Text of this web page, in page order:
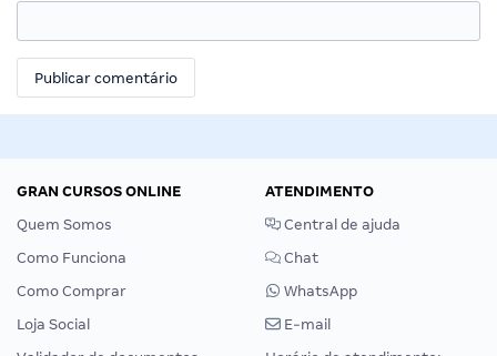
GRAN CURSOS ONLINE
Quem Somos
Como Funciona
Como Comprar
Loja Social
ATENDIMENTO
Central de ajuda
Chat
WhatsApp
E-mail